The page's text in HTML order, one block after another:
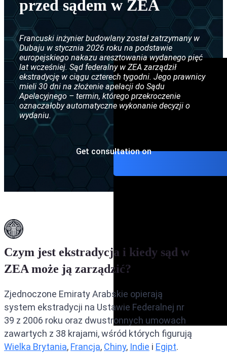
Ekstradycja między ZEA a
Ekstradycja między ZEA a
Umowa o ekstradycji między
Ekstradycja między ZEA a
Ekstradycja między ZEA a
Ekstradycja między Polską a
Ekstradycja z ZEA do Indii
Ekstradycja z ZEA do Egiptu
Ekstradycja między ZEA a
Czarna nota Interpolu
Nakaz aresztowania Interpolu
Srebrna nota Interpolu
CCF (Komisja ds. Kontroli
Dyfuzje Interpolu
przed sądem w ZEA
Francuski inżynier budowlany został zatrzymany w
Dubaju w stycznia 2026 roku na podstawie
europejskiego nakazu aresztowania wydanego pięć
lat wcześniej. Sąd federalny w ZEA zarządził
ekstradycję w ciągu czterech tygodni. Jego prawnicy
mieli 30 dni na złożenie apelacji do Sądu
Apelacyjnego – termin, którego przekroczenie
oznaczałoby automatyczne wykonanie decyzji o
wydaniu.
Get consultation on
Czym jest ekstradycja i kiedy sąd w
ZEA może ją zarządzić?
Zjednoczone Emiraty Arabskie opierają
system ekstradycji na Ustawie Federalnej nr
39 z 2006 roku oraz dwustronnych umowach
zawartych z 38 krajami, wśród których figurują
Wielka Brytania, Francja, Chiny, Indie i Egipt.